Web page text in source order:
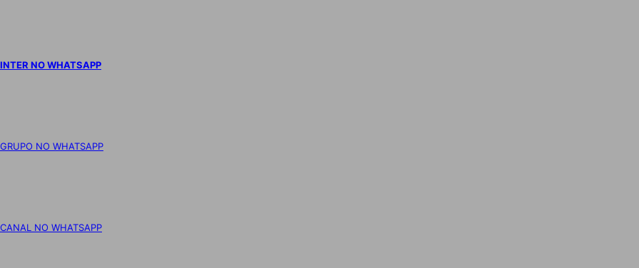
INTER NO WHATSAPP
GRUPO NO WHATSAPP
CANAL NO WHATSAPP